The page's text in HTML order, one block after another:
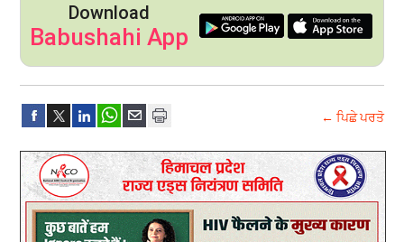
Download
Babushahi App
← ਪਿਛੇ ਪਰਤੋ